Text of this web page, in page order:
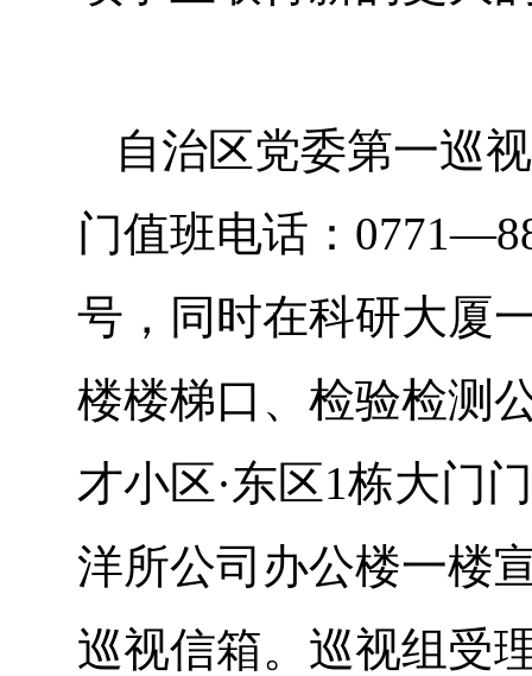
自治区党委第一巡
门值班电话：
号，同时在科研大厦
楼楼梯口、检验检测
才小区·东区1栋大门
洋所公司办公楼一楼
巡视信箱。巡视组受